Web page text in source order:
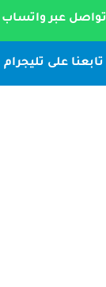
تواصل عبر واتساب
تابعنا على تليجرام